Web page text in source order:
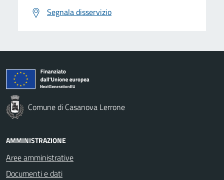
Segnala disservizio
Comune di Casanova Lerrone
AMMINISTRAZIONE
Aree amministrative
Documenti e dati